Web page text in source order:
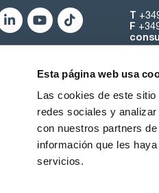
Esta página web usa
Las cookies de este
redes sociales y
con nuestros partners
información que les
servicios.
T
F
Condiciones de uso